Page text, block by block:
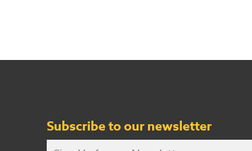
Subscribe to our newsletter